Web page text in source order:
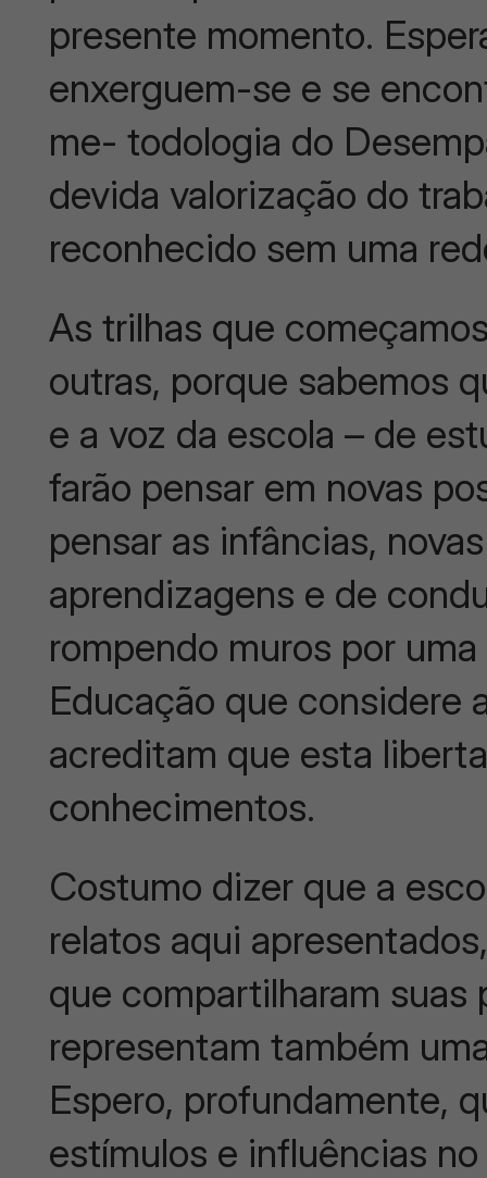
presente momento.
enxerguem-se e se
me- todologia do
devida valorização do
reconhecido sem uma
As trilhas que
outras, porque sabemos
e a voz da escola – de
farão pensar em novas
pensar as infâncias,
aprendizagens e de
rompendo muros por
Educação que considere
acreditam que esta
conhecimentos.
Costumo dizer que a
relatos aqui
que compartilharam suas
representam também
Espero, profundamente,
estímulos e influências